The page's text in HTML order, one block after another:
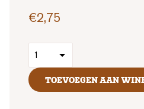
€2,75
TOEVOEGEN AAN